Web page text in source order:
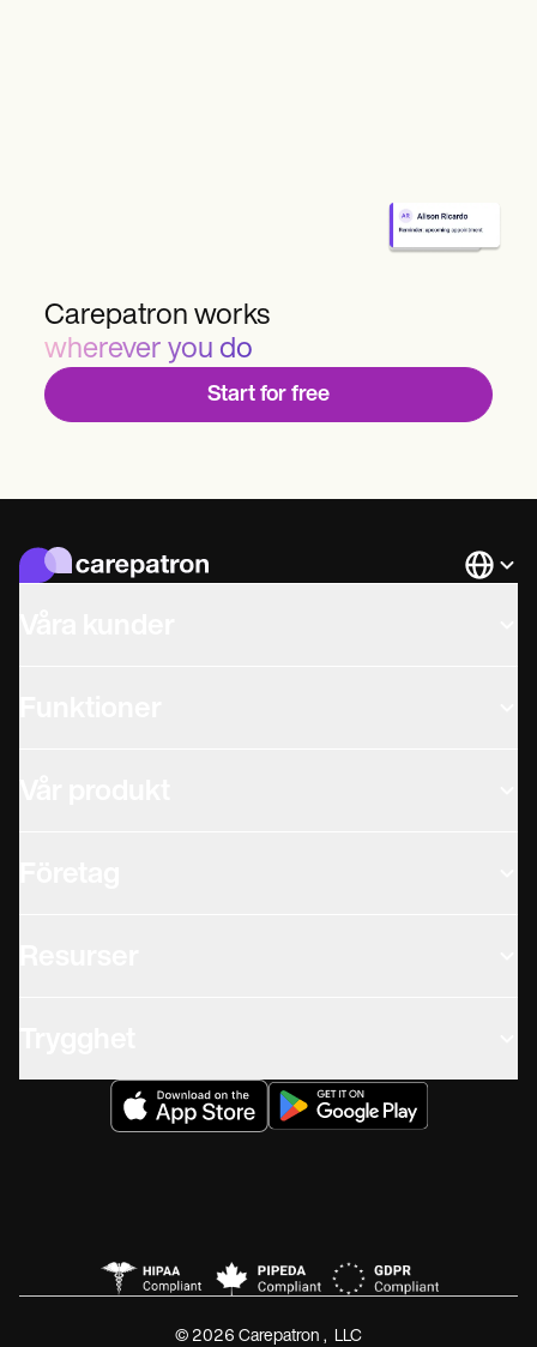
Carepatron works
wherever you do
Start for free
© 2026 Carepatron, LLC